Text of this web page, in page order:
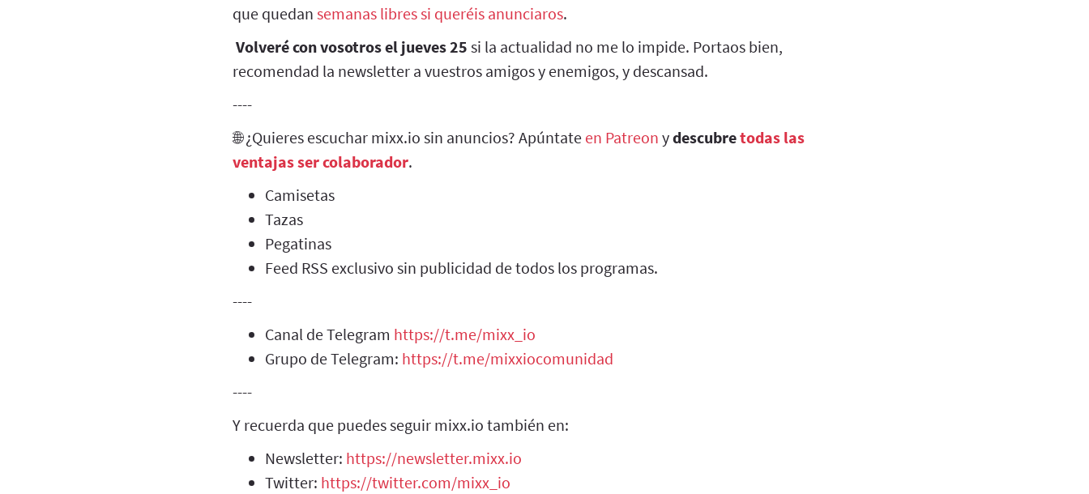
que quedan semanas libres si queréis anunciaros.
Volveré con vosotros el jueves 25 si la actualidad no me lo impide. Portaos bien,
recomendad la newsletter a vuestros amigos y enemigos, y descansad.
----
🌐 ¿Quieres escuchar mixx.io sin anuncios? Apúntate en Patreon ydescubretodas las
ventajas ser colaborador.
Camisetas
Tazas
Pegatinas
Feed RSS exclusivo sin publicidad de todos los programas.
----
Canal de Telegram https://t.me/mixx_io
Grupo de Telegram: https://t.me/mixxiocomunidad
----
Y recuerda que puedes seguir mixx.io también en:
Newsletter: https://newsletter.mixx.io
Twitter: https://twitter.com/mixx_io